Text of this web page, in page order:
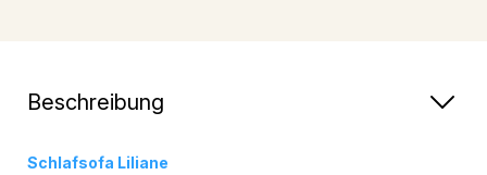
Beschreibung
Schlafsofa Liliane